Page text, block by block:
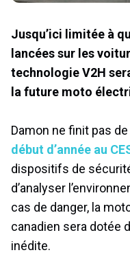
Jusqu’ici limitée à
lancées sur les
technologie V2H
la future moto
Damon ne finit pas
début d’année au
dispositifs de
d’analyser
cas de danger, la
canadien sera dotée
inédite.